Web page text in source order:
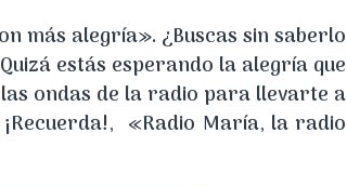
más alegría». ¿Buscas sin saberlo
estás esperando la alegría que
ondas de la radio para llevarte a
¡Recuerda!, «Radio María, la radio